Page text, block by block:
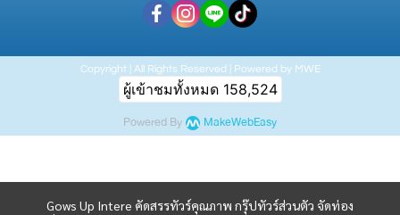
Gows Up Intere คัดสรรทัวร์คุณภาพ กรุ๊ปทัวร์ส่วนตัว จัดท่อง
Copyright | All Rights Reserved | Powered by MWE
ผู้เข้าชมทั้งหมด 158,524
Powered By MakeWebEasy